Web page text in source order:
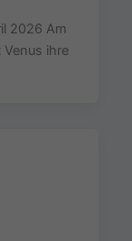
2026 Am
ihre